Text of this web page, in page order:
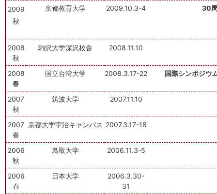
2009
秋
京都教育大学 2009.10.3-4 30
2008
秋
駒沢大学深沢校舎 2008.11.10
2008
春
国立台湾大学 2008.3.17-22 国際シンポジウ
2007
秋
筑波大学 2007.11.10
2007
春
京都大学宇治キャンパス 2007.3.17-18
2006
秋
鳥取大学 2006.11.3-5
2006
春
日本大学
2006.3.30-
31